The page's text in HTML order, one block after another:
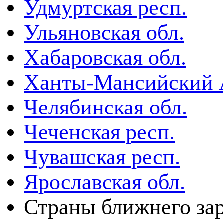
Удмуртская респ.
Ульяновская обл.
Хабаровская обл.
Ханты-
Челябинская обл.
Чеченская респ.
Чувашская респ.
Ярославская обл.
Страны ближнего